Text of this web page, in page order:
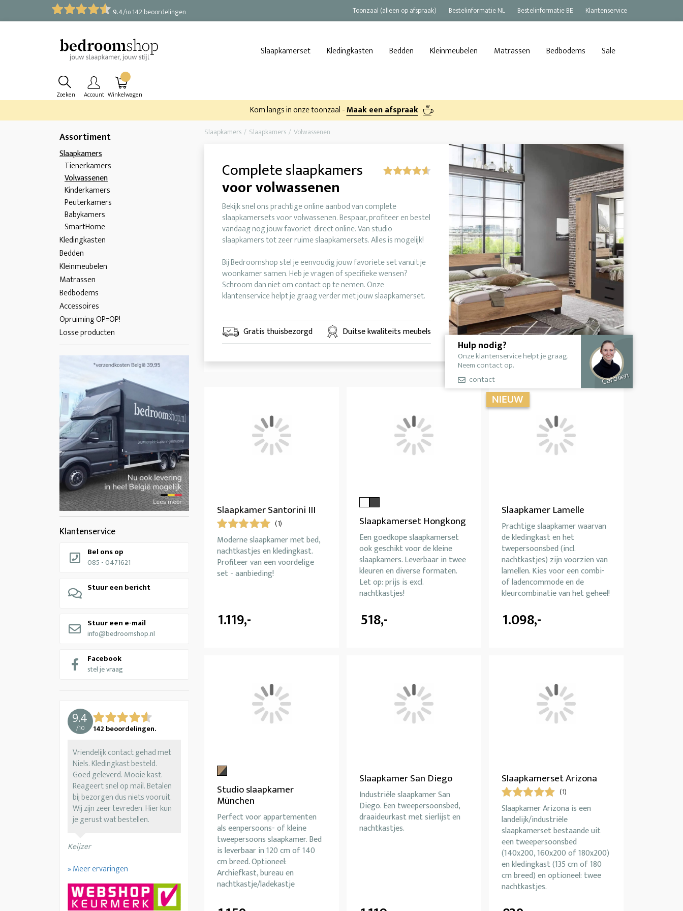
9.4/10 142 beoordelingen Toonzaal (alleen op afspraak) Bestelinformatie NL Bestelinformatie BE Klantenservice
Slaapkamerset Kledingkasten Bedden Kleinmeubelen Matrassen Bedbodems Sale
Zoeken Account Winkelwagen
Kom langs in onze toonzaal -Maak een afspraak
Assortiment
Slaapkamers
Tienerkamers
Volwassenen
Kinderkamers
Peuterkamers
Babykamers
SmartHome
Kledingkasten
Bedden
Kleinmeubelen
Matrassen
Bedbodems
Accessoires
Opruiming OP=OP!
Losse producten
Klantenservice
Bel ons op
085 - 0471621
Stuur een bericht
Stuur een e-mail
info@bedroomshop.nl
Facebook
stel je vraag
9.4
/10 142 beoordelingen.
Vriendelijk contact gehad met
Niels. Kledingkast besteld.
Goed geleverd. Mooie kast.
Reageert snel op mail. Betalen
bij bezorgen dus niets vooruit.
Wij zijn zeer tevreden. Hier kun
je gerust wat bestellen.
Keijzer
» Meer ervaringen
Slaapkamers Slaapkamers Volwassenen
Complete slaapkamers
voor volwassenen
Bekijk snel ons prachtige online aanbod van complete
slaapkamersets voor volwassenen. Bespaar, profiteer en bestel
vandaag nog jouw favoriet direct online. Van studio
slaapkamers tot zeer ruime slaapkamersets. Alles is mogelijk!
Bij Bedroomshop stel je eenvoudig jouw favoriete set vanuit je
woonkamer samen. Heb je vragen of specifieke wensen?
Schroom dan niet om contact op te nemen. Onze
klantenservice helpt je graag verder met jouw slaapkamerset.
Gratis thuisbezorgd Duitse kwaliteits meubels
Hulp nodig?
Onze klantenservice helpt je graag.
Neem contact op.
contact
Carolien
Slaapkamer Santorini III
(1)
Moderne slaapkamer met bed,
nachtkastjes en kledingkast.
Profiteer van een voordelige
set - aanbieding!
1.119,-
Slaapkamerset Hongkong
Een goedkope slaapkamerset
ook geschikt voor de kleine
slaapkamers. Leverbaar in twee
kleuren en diverse formaten.
Let op: prijs is excl.
nachtkastjes!
518,-
Slaapkamer Lamelle
Prachtige slaapkamer waarvan
de kledingkast en het
twepersoonsbed (incl.
nachtkastjes) zijn voorzien van
lamellen. Kies voor een combi-
of ladencommode en de
kleurcombinatie van het geheel!
1.098,-
Studio slaapkamer
München
Perfect voor appartementen
als eenpersoons- of kleine
tweepersoons slaapkamer. Bed
is leverbaar in 120 cm of 140
cm breed. Optioneel:
Archiefkast, bureau en
nachtkastje/ladekastje
Slaapkamer San Diego
Industriële slaapkamer San
Diego. Een tweepersoonsbed,
draaideurkast met sierlijst en
nachtkastjes.
Slaapkamerset Arizona
(1)
Slaapkamer Arizona is een
landelijk/industriële
slaapkamerset bestaande uit
een tweepersoonsbed
(140x200, 160x200 of 180x200)
en kledingkast (135 cm of 180
cm breed) en optioneel: twee
nachtkastjes.